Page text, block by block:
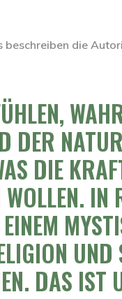
die
DER
DIE
IN
DAS IST